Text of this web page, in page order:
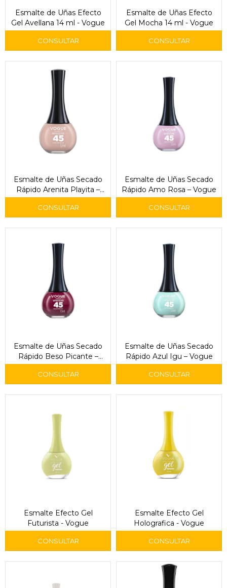
Esmalte de Uñas Efecto
Gel Avellana 14 ml - Vogue
Esmalte de Uñas Efecto
Gel Mocha 14 ml - Vogue
Esmalte de Uñas Secado
Rápido Arenita Playita –
Vogue
Esmalte de Uñas Secado
Rápido Amo Rosa – Vogue
Esmalte de Uñas Secado
Rápido Beso Picante –
Vogue
Esmalte de Uñas Secado
Rápido Azul Igu – Vogue
Esmalte Efecto Gel
Futurista - Vogue
Esmalte Efecto Gel
Holografica - Vogue